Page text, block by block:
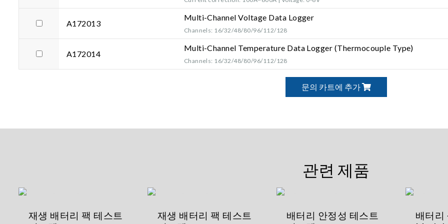
A172013
Multi-Channel Voltage Data Logger
Channels: 16/32/48/80/96/112/128
A172014
Multi-Channel Temperature Data Logger (Thermocouple Type)
Channels: 16/32/48/80/96/112/128
문의 카트에 추가
관련 제품
재생 배터리 팩 테스트
재생 배터리 팩 테스트
배터리 안정성 테스트
배터리